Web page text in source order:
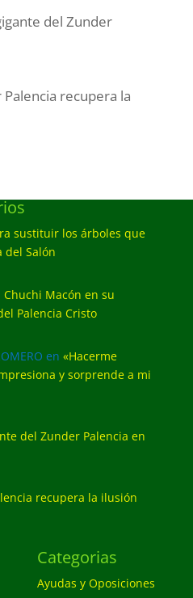
del Zunder
Palencia recupera la
sustituir los árboles que
del Salón
Macón en su
Palencia Cristo
en «Hacerme
y sorprende a mi
del Zunder Palencia en
recupera la ilusión
Categorias
Ayudas y Oposiciones